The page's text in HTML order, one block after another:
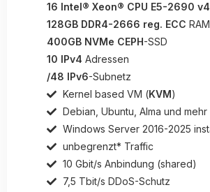
16 Intel® Xeon® CPU E5-2690 v4
128GB DDR4-2666 reg. ECCRAM
400GB NVMe CEPH-SSD
10 IPv4 Adressen
/48 IPv6-Subnetz
Kernel based VM (KVM)
Debian, Ubuntu, Alma und mehr
Windows Server 2016-2025
unbegrenzt* Traffic
10 Gbit/s Anbindung (shared)
7,5 Tbit/s DDoS-Schutz